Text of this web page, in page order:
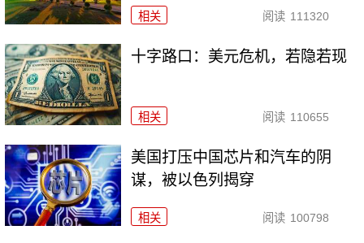
相关 阅读 111320
十字路口：美元危机，若隐若现
相关 阅读 110655
美国打压中国芯片和汽车的阴
谋，被以色列揭穿
相关 阅读 100798